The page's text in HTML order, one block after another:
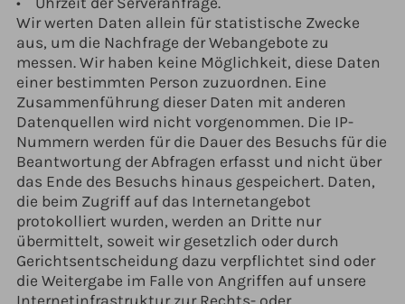
Wir werten Daten allein für statistische Zwecke
aus, um die Nachfrage der Webangebote zu
messen. Wir haben keine Möglichkeit, diese Daten
einer bestimmten Person zuzuordnen. Eine
Zusammenführung dieser Daten mit anderen
Datenquellen wird nicht vorgenommen. Die IP-
Nummern werden für die Dauer des Besuchs für die
Beantwortung der Abfragen erfasst und nicht über
das Ende des Besuchs hinaus gespeichert. Daten,
die beim Zugriff auf das Internetangebot
protokolliert wurden, werden an Dritte nur
übermittelt, soweit wir gesetzlich oder durch
Gerichtsentscheidung dazu verpflichtet sind oder
die Weitergabe im Falle von Angriffen auf unsere
Internetinfrastruktur zur Rechts- oder